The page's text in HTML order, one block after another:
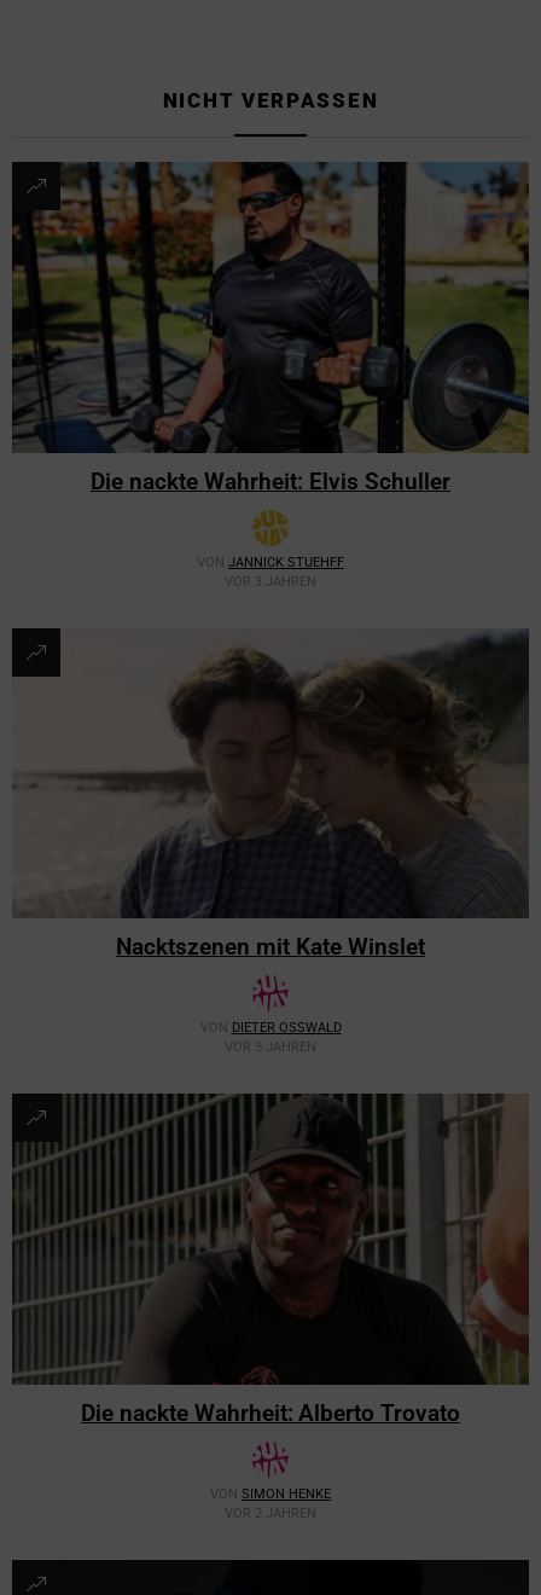
NICHT VERPASSEN
Die nackte Wahrheit: Elvis Schuller
VON JANNICK STUEHFF
VOR 3 JAHREN
Nacktszenen mit Kate Winslet
VON DIETER OSSWALD
VOR 5 JAHREN
Die nackte Wahrheit: Alberto Trovato
VON SIMON HENKE
VOR 2 JAHREN